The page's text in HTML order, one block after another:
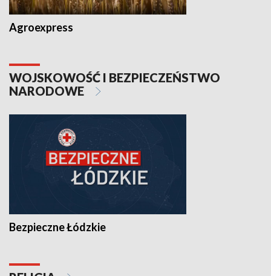
Agroexpress
WOJSKOWOŚĆ I BEZPIECZEŃSTWO
NARODOWE
Bezpieczne Łódzkie